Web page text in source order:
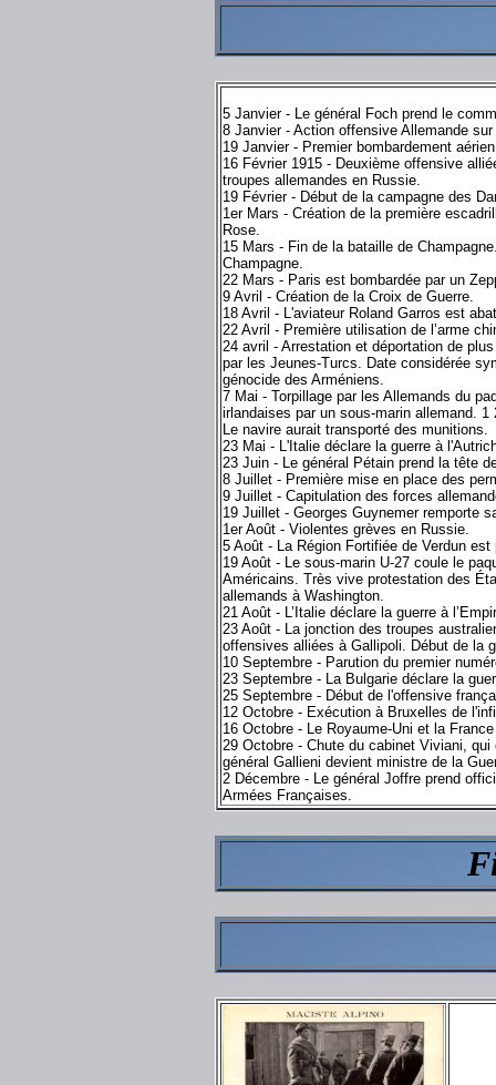
5 Janvier - Le général Foch prend le
8 Janvier - Action offensive Allemande
19 Janvier - Premier bombardement
16 Février 1915 - Deuxième offensive
troupes allemandes en Russie.
19 Février - Début de la campagne des
1er Mars - Création de la première
Rose.
15 Mars - Fin de la bataille de
Champagne.
22 Mars - Paris est bombardée par un
9 Avril - Création de la Croix de Guerre.
18 Avril - L'aviateur Roland Garros est
22 Avril - Première utilisation de l’arme
24 avril - Arrestation et déportation de
par les Jeunes-Turcs. Date considérée
génocide des Arméniens.
7 Mai - Torpillage par les Allemands du
irlandaises par un sous-marin allemand.
Le navire aurait transporté des munitions.
23 Mai - L'Italie déclare la guerre à
23 Juin - Le général Pétain prend la tête
8 Juillet - Première mise en place des
9 Juillet - Capitulation des forces
19 Juillet - Georges Guynemer remporte
1er Août - Violentes grèves en Russie.
5 Août - La Région Fortifiée de Verdun
19 Août - Le sous-marin U-27 coule le
Américains. Très vive protestation des
allemands à Washington.
21 Août - L’Italie déclare la guerre à
23 Août - La jonction des troupes
offensives alliées à Gallipoli. Début de la
10 Septembre - Parution du premier
23 Septembre - La Bulgarie déclare la
25 Septembre - Début de l'offensive
12 Octobre - Exécution à Bruxelles de
16 Octobre - Le Royaume-Uni et la
29 Octobre - Chute du cabinet Viviani,
général Gallieni devient ministre de la
2 Décembre - Le général Joffre prend
Armées Françaises.